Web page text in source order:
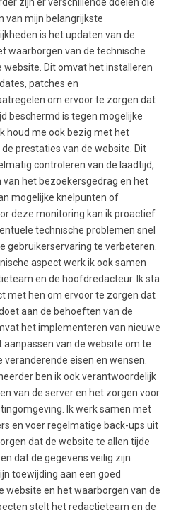
van mijn belangrijkste
is het updaten van de
waarborgen van de technische
website. Dit omvat het installeren
patches en
om ervoor te zorgen dat
beschermd is tegen mogelijke
houd me ook bezig met het
prestaties van de website. Dit
controleren van de laadtijd,
van het bezoekersgedrag en het
mogelijke knelpunten of
deze monitoring kan ik proactief
technische problemen snel
gebruikerservaring te verbeteren.
aspect werk ik ook samen
en de hoofdredacteur. Ik sta
met hen om ervoor te zorgen dat
aan de behoeften van de
het implementeren van nieuwe
aanpassen van de website om te
veranderende eisen en wensen.
ben ik ook verantwoordelijk
van de server en het zorgen voor
Ik werk samen met
en voer regelmatige back-ups uit
dat de website te allen tijde
dat de gegevens veilig zijn
toewijding aan een goed
website en het waarborgen van de
stelt het redactieteam en de